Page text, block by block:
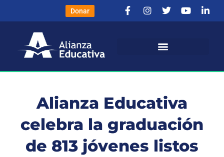
Donar
Alianza Educativa
celebra la graduación
de 813 jóvenes listos